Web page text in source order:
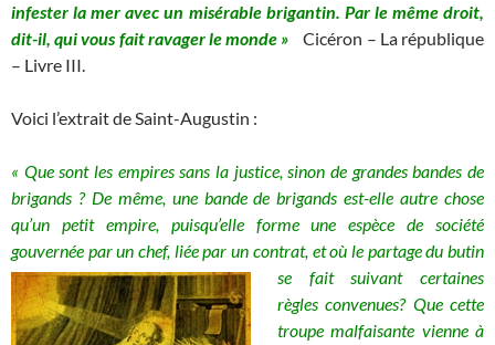
infester la mer avec un misérable brigantin. Par le même droit,
dit-il, qui vous fait ravager le monde »Cicéron – La république
– Livre III.
Voici l’extrait de Saint-Augustin :
« Que sont les empires sans la justice, sinon de grandes bandes de
brigands ? De même, une bande de brigands est-elle autre chose
qu’un petit empire, puisqu’elle forme une espèce de société
gouvernée par un chef, liée par un contrat, et où le partage du butin
se fait suivant certaines
règles convenues? Que cette
troupe malfaisante vienne à